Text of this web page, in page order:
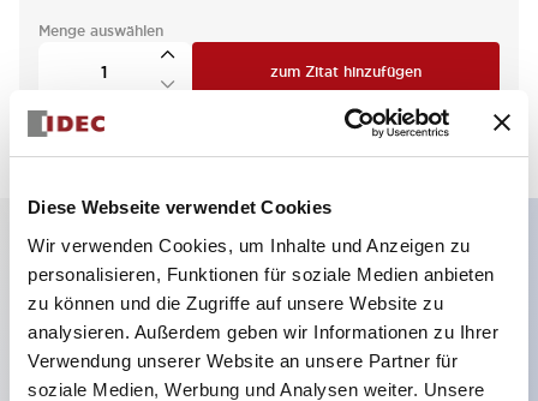
Diese Webseite verwendet Cookies
Wir verwenden Cookies, um Inhalte und Anzeigen zu
personalisieren, Funktionen für soziale Medien anbieten
zu können und die Zugriffe auf unsere Website zu
analysieren. Außerdem geben wir Informationen zu Ihrer
Verwendung unserer Website an unsere Partner für
soziale Medien, Werbung und Analysen weiter. Unsere
Menge auswählen
zum Zitat hinzufügen
Hauptmerkmale
Verlängerter Druckknopf, 2NC-Kontakt,
freiliegender Schraubanschluss, roter Knopf